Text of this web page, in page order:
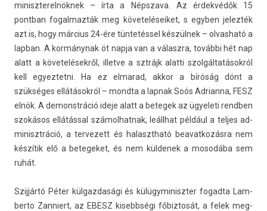
miniszterel­nöknek – írta a Népszava. Az érdekvédők 15
pontban fogal­mazták meg követeléseiket, s egyb­en jelez­ték
azt is, hogy március 24-ére tüntetéssel készülnek – ol­vasható a
lap­ban. A kormánynak öt napja van a válaszra, további hét nap
alatt a követelésekről, il­let­ve a sztrájk al­at­ti szolgáltatásokról
kell egyez­tetni. Ha ez el­marad, akkor a bíróság dönt a
szükséges ellátásokról – mondta a lap­nak Soós Ad­rian­na, FESZ
elnök. A de­monstráció ideje alatt a bet­egek az ügyeleti re­ndb­en
szokásos ellátással számol­hatnak, leállhat például a tel­jes ad­
minisztráció, a ter­vezett és halasztható be­avat­kozás­ra nem
készítik elő a bet­egeket, és nem kül­denek a mosodába sem
ruhát.
Szijjártó Péter kül­gazdasági és külügyminiszt­er fogad­ta Lam­
berto Zan­niert, az EBESZ kisebbségi főbiz­tosát, a felek meg­